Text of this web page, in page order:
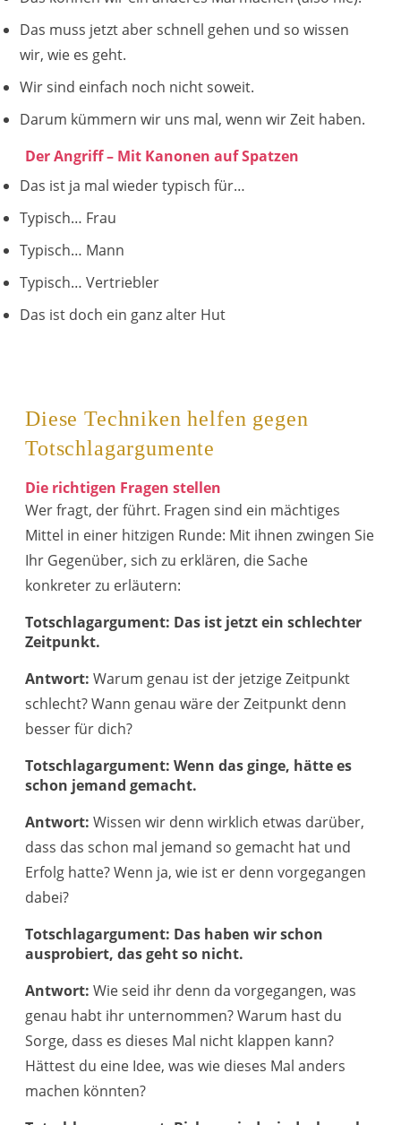
Das muss jetzt aber schnell gehen und so wissen
wir, wie es geht.
Wir sind einfach noch nicht soweit.
Darum kümmern wir uns mal, wenn wir Zeit haben.
Der Angriff – Mit Kanonen auf Spatzen
Das ist ja mal wieder typisch für…
Typisch… Frau
Typisch… Mann
Typisch… Vertriebler
Das ist doch ein ganz alter Hut
Diese Techniken helfen gegen
Totschlagargumente
Die richtigen Fragen stellen
Wer fragt, der führt. Fragen sind ein mächtiges
Mittel in einer hitzigen Runde: Mit ihnen zwingen Sie
Ihr Gegenüber, sich zu erklären, die Sache
konkreter zu erläutern:
Totschlagargument: Das ist jetzt ein schlechter
Zeitpunkt.
Antwort: Warum genau ist der jetzige Zeitpunkt
schlecht? Wann genau wäre der Zeitpunkt denn
besser für dich?
Totschlagargument: Wenn das ginge, hätte es
schon jemand gemacht.
Antwort: Wissen wir denn wirklich etwas darüber,
dass das schon mal jemand so gemacht hat und
Erfolg hatte? Wenn ja, wie ist er denn vorgegangen
dabei?
Totschlagargument: Das haben wir schon
ausprobiert, das geht so nicht.
Antwort: Wie seid ihr denn da vorgegangen, was
genau habt ihr unternommen? Warum hast du
Sorge, dass es dieses Mal nicht klappen kann?
Hättest du eine Idee, was wie dieses Mal anders
machen könnten?